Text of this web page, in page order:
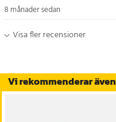
Vi rekommenderar även
8 månader sedan
Visa fler recensioner